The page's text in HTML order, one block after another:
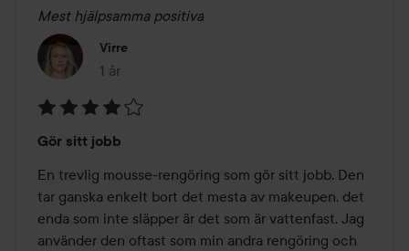
Mest hjälpsamma positiva
Virre
1 år
Inlägget skapades 1 år
4
av
5
Gör sitt jobb
En trevlig mousse-rengöring som gör sitt jobb. Den
tar ganska enkelt bort det mesta av makeupen, det
enda som inte släpper är det som är vattenfast. Jag
använder den oftast som min andra rengöring och